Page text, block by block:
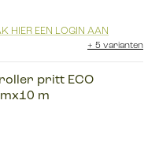
HIER EEN LOGIN AAN
+ 5 varianten
pritt ECO
m